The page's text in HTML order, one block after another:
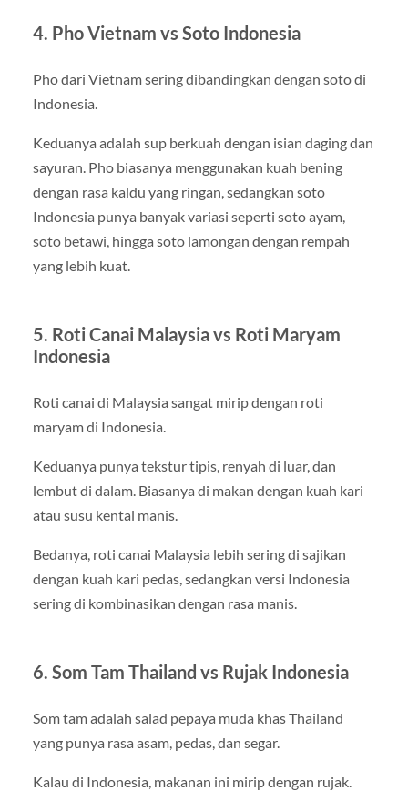
4. Pho Vietnam vs Soto Indonesia
Pho dari Vietnam sering dibandingkan dengan soto di
Indonesia.
Keduanya adalah sup berkuah dengan isian daging dan
sayuran. Pho biasanya menggunakan kuah bening
dengan rasa kaldu yang ringan, sedangkan soto
Indonesia punya banyak variasi seperti soto ayam,
soto betawi, hingga soto lamongan dengan rempah
yang lebih kuat.
5. Roti Canai Malaysia vs Roti Maryam
Indonesia
Roti canai di Malaysia sangat mirip dengan roti
maryam di Indonesia.
Keduanya punya tekstur tipis, renyah di luar, dan
lembut di dalam. Biasanya di makan dengan kuah kari
atau susu kental manis.
Bedanya, roti canai Malaysia lebih sering di sajikan
dengan kuah kari pedas, sedangkan versi Indonesia
sering di kombinasikan dengan rasa manis.
6. Som Tam Thailand vs Rujak Indonesia
Som tam adalah salad pepaya muda khas Thailand
yang punya rasa asam, pedas, dan segar.
Kalau di Indonesia, makanan ini mirip dengan rujak.